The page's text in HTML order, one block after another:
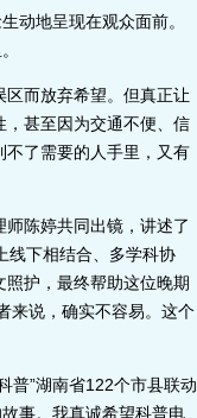
动地呈现在观众面前。
而放弃希望。但真正让
甚至因为交通不便、信
不了需要的人手里，又有
陈婷共同出镜，讲述了
线下相结合、多学科协
护，最终帮助这位晚期
来说，确实不容易。这个
”湖南省122个市县联动
事。我真诚希望科普电